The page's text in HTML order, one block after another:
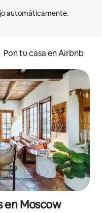
Pon tu casa en Airbnb
en Moscow